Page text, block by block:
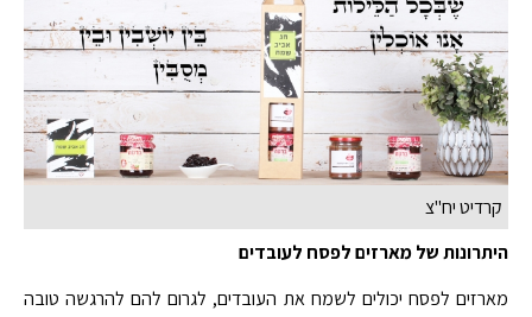
קרדיט יח"צ
היתרונות של מארזים לפסח לעובדים
מארזים לפסח יכולים לשמח את העובדים, לגרום להם להרגשה טובה